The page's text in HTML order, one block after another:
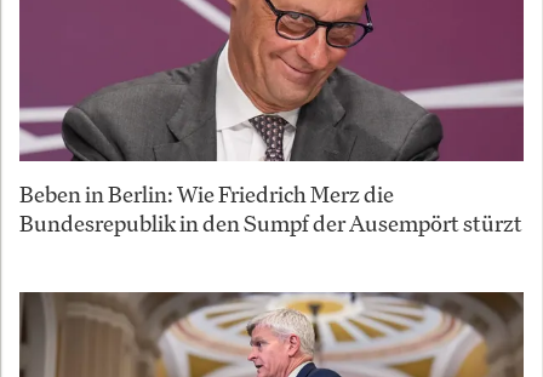
Beben in Berlin: Wie Friedrich Merz die
Bundesrepublik in den Sumpf der Ausempört stürzt